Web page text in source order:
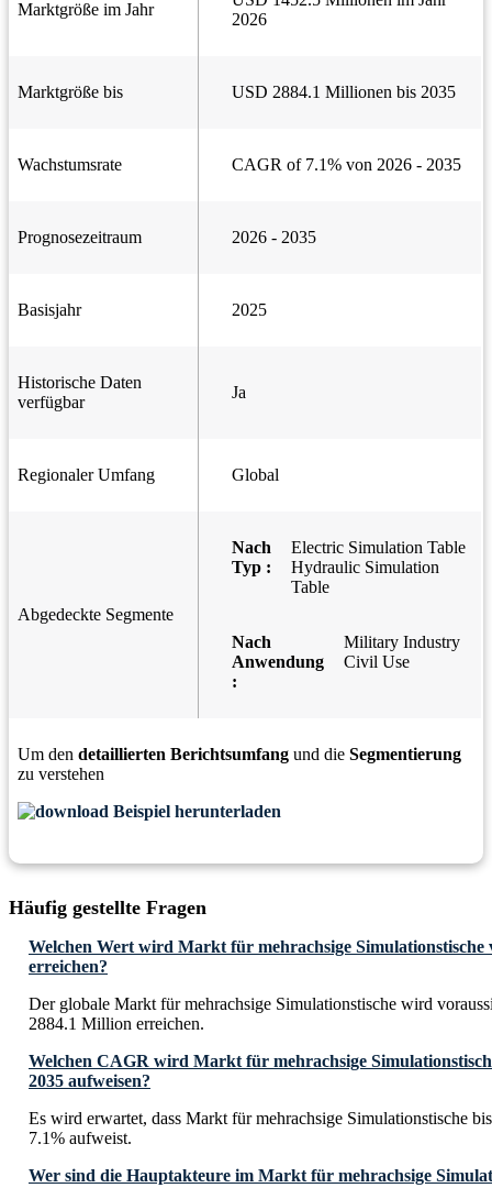
Marktgröße im Jahr
2026
Marktgröße bis USD 2884.1 Millionen bis 2035
Wachstumsrate CAGR of 7.1% von 2026 - 2035
Prognosezeitraum 2026 - 2035
Basisjahr 2025
Historische Daten
verfügbar
Ja
Regionaler Umfang Global
Abgedeckte Segmente
Nach
Typ :
Electric Simulation Table
Hydraulic Simulation
Table
Nach
Anwendung
:
Military Industry
Civil Use
Um den detaillierten Berichtsumfang und die Segmentierung
zu verstehen
Beispiel herunterladen
Häufig gestellte Fragen
Welchen Wert wird Markt für mehrachsige Simulationstische
erreichen?
Der globale Markt für mehrachsige Simulationstische wird
2884.1 Million erreichen.
Welchen CAGR wird Markt für mehrachsige
2035 aufweisen?
Es wird erwartet, dass Markt für mehrachsige Simulationstische
7.1% aufweist.
Wer sind die Hauptakteure im Markt für mehrachsige